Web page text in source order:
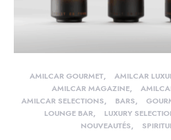
AMILCAR GOURMET
AMILCAR
AMILCAR MAGAZINE
AMILCAR SELECTIONS
BARS
LOUNGE BAR
LUXURY
NOUVEAUTÉS